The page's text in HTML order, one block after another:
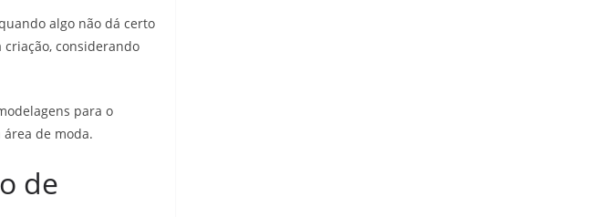
algo não dá certo
criação, considerando
para o
de moda.
de